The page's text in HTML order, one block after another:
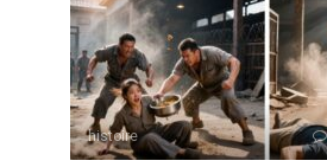
histoire